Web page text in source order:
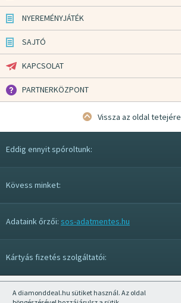
A diamonddeal.hu sütiket használ. Az oldal
NYEREMÉNYJÁTÉK
SAJTÓ
KAPCSOLAT
PARTNERKÖZPONT
Vissza az oldal tetejére
Eddig ennyit spóroltunk:
Kövess minket:
Adataink őrzői: sos-adatmentes.hu
Kártyás fizetés szolgáltatói:
Mobil nézet kikapcsolása